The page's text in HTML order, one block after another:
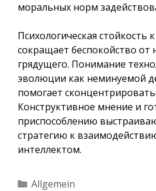
моральных норм
Психологическая стойкость
сокращает беспокойство от
грядущего. Понимание
эволюции как неминуемой
помогает
Конструктивное мнение и
приспособлению
стратегию к
интеллектом.
Kategorien
Allgemein